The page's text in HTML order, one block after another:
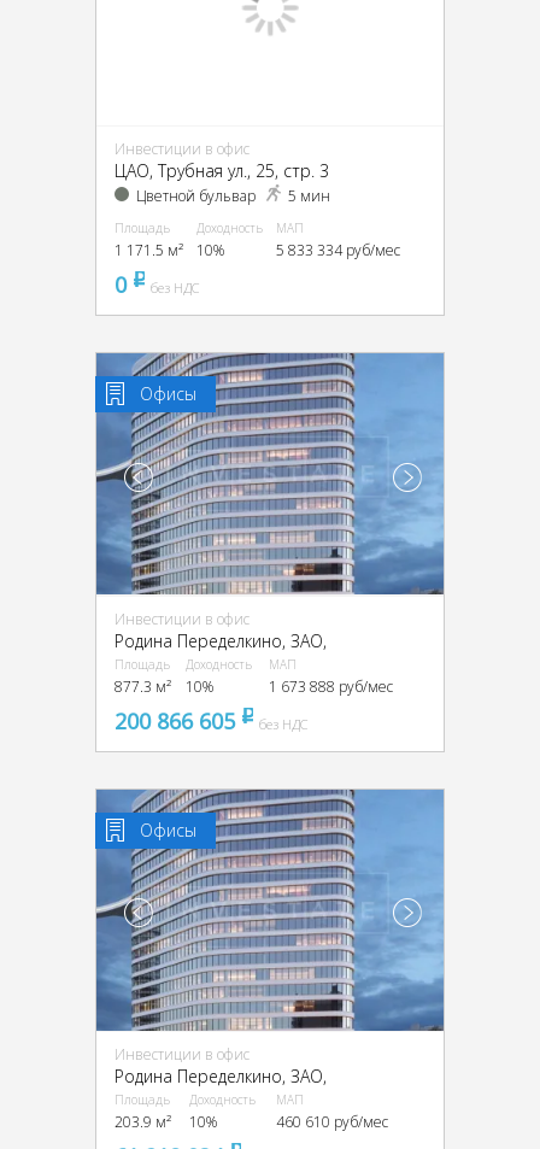
Инвестиции в офис
ЦАО, Трубная ул., 25, стр. 3
Цветной бульвар 5 мин
Площадь
1 171.5 м²
Доходность
10%
МАП
5 833 334 руб/мес
0 pуббез НДС
Офисы
Инвестиции в офис
Родина Переделкино, ЗАО,
Площадь
877.3 м²
Доходность
10%
МАП
1 673 888 руб/мес
200 866 605 pуббез НДС
Офисы
Инвестиции в офис
Родина Переделкино, ЗАО,
Площадь
203.9 м²
Доходность
10%
МАП
460 610 руб/мес